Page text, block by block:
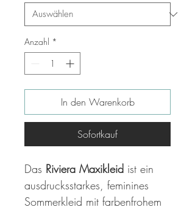
Anzahl *
In den Warenkorb
Sofortkauf
Das Riviera Maxikleid ist ein
ausdrucksstarkes, feminines
Sommerkleid mit farbenfrohem